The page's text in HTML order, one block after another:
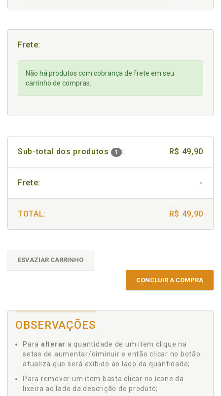
Frete:
Não há produtos com cobrança de frete em seu
carrinho de compras.
Sub-total dos produtos 1 : R$ 49,90
Frete: -
TOTAL: R$ 49,90
ESVAZIAR CARRINHO
CONCLUIR A COMPRA
OBSERVAÇÕES
Para alterar a quantidade de um item clique na
setas de aumentar/diminuir e então clicar no botão
atualiza que será exibido ao lado da quantidade;
Para remover um item basta clicar no ícone da
lixeira ao lado da descrição do produto;